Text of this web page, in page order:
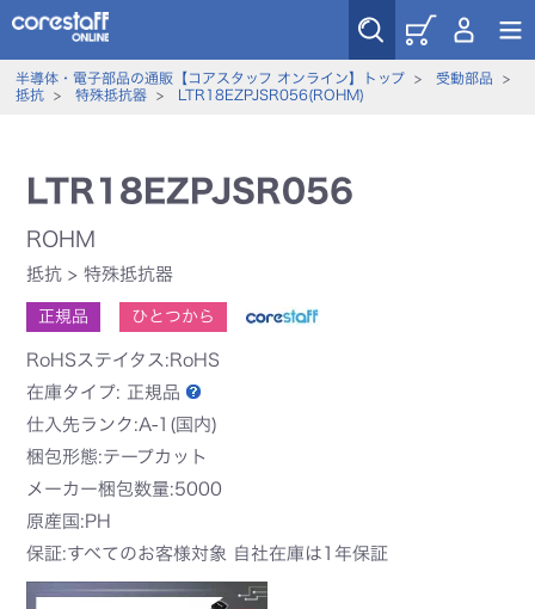
半導体・電子部品の通販【コアスタッフ オンライン】トップ> 受動部品 >
抵抗> 特殊抵抗器> LTR18EZPJSR056(ROHM)
LTR18EZPJSR056
ROHM
抵抗 >特殊抵抗器
正規品 ひとつから
RoHSステイタス:RoHS
在庫タイプ: 正規品
仕入先ランク:A-1(国内)
梱包形態:テープカット
メーカー梱包数量:5000
原産国:PH
保証:すべてのお客様対象 自社在庫は1年保証